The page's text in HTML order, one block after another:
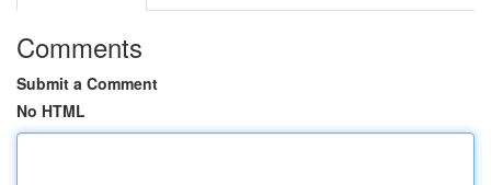
Comments
Submit a Comment
No HTML